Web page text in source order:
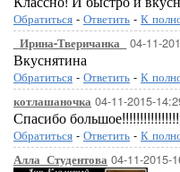
Обратиться - Ответить - К
_Ирина-Тверичанка_ 04-11-
Вкуснятина
Обратиться - Ответить - К
котлашаночка 04-11-2015-
Спасибо
Обратиться - Ответить - К
Алла_Студентова 04-11-2015-